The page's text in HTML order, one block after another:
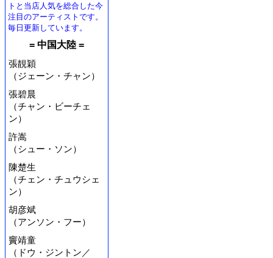
トと当店人気を総合した今
注目のアーティストです。
毎日更新しています。
= 中国大陸 =
張靚穎
（ジェーン・チャン）
張碧晨
（チャン・ビーチェ
ン）
許嵩
（シュー・ソン）
陳楚生
（チェン・チュウシェ
ン）
胡彦斌
（アンソン・フー）
竇靖童
（ドウ・ジントン／